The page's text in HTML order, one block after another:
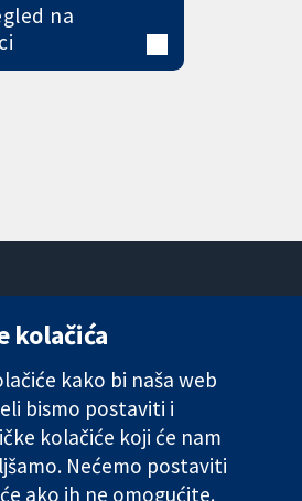
na
13 Cavendish
0AN
Novosti
medije
O nama
Poslovi
kolačića
kako bi naša web
bismo postaviti i
kolačiće koji će nam
Nećemo postaviti
ako ih ne omogućite.